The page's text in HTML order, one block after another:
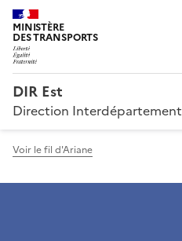
MINISTÈRE
DES TRANSPORTS
DIR Est
Direction
Voir le fil d'Ariane